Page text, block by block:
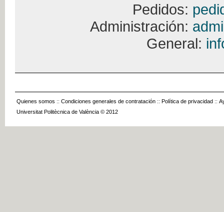
Pedidos:
Administración:
General:
Quienes somos :: Condiciones generales de contratación :: Política de privacidad ::
Universitat Politècnica de València © 2012